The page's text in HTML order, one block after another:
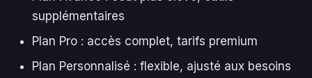
supplémentaires
Plan Pro : accès complet, tarifs premium
Plan Personnalisé : flexible, ajusté aux besoins